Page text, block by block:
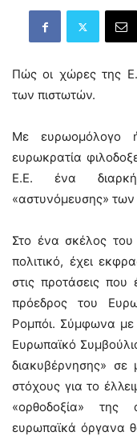
Πώς οι χώρες της
των πιστωτών.
Με
ευρωκρατία
Ε.Ε. ένα
«αστυνόμευσης»
Στο ένα σκέλος του
πολιτικό, έχει
στις προτάσεις που
πρόεδρος του
Ρομπόι. Σύμφωνα με
Ευρωπαϊκό
διακυβέρνησης»
στόχους για το
«ορθοδοξία» της
ευρωπαϊκά όργανα